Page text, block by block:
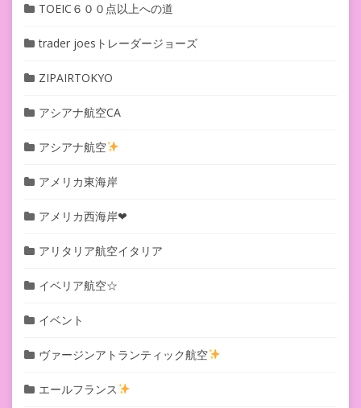
TOEIC６００点以上への道
trader joesトレーダージョーズ
ZIPAIRTOKYO
アシアナ航空CA
アシアナ航空
アメリカ東海岸
アメリカ西海岸❤︎
アリタリア航空イタリア
イベリア航空☆
イベント
ヴァージンアトランティック航空
エールフランス